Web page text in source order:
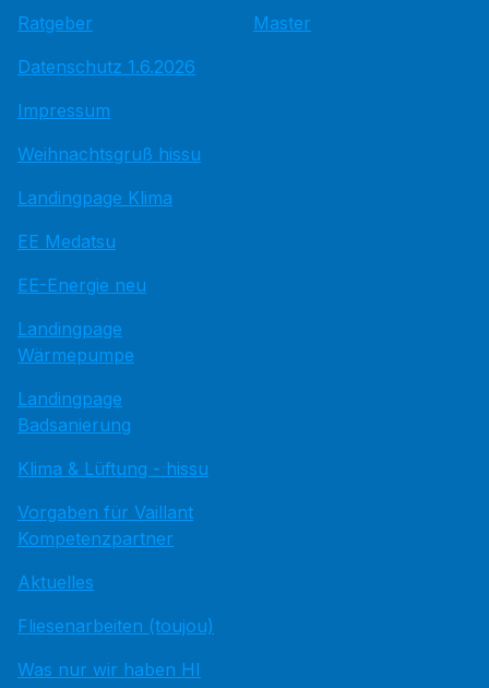
Ratgeber
Datenschutz 1.6.2026
Impressum
Weihnachtsgruß hissu
Landingpage Klima
EE Medatsu
EE-Energie neu
Landingpage
Wärmepumpe
Landingpage
Badsanierung
Klima & Lüftung - hissu
Vorgaben für Vaillant
Kompetenzpartner
Aktuelles
Fliesenarbeiten (toujou)
Was nur wir haben HI
Master